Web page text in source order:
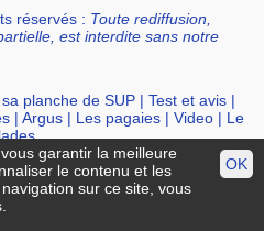
réservés : Toute rediffusion,
est interdite sans notre
planche de SUP |Test et avis |
|Argus | Les pagaies |Video | Le
pour acheter un SUP
PointsOK
garantir la meilleure
le contenu et les
sur ce site, vous